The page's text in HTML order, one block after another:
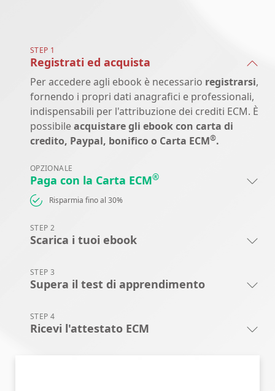
STEP 1
Registrati ed acquista
Per accedere agli ebook è necessario registrarsi,
fornendo i propri dati anagrafici e professionali,
indispensabili per l'attribuzione dei crediti ECM. È
possibileacquistare gli ebook con carta di
credito, Paypal, bonifico o Carta ECM®.
OPZIONALE
Paga con la Carta ECM®
Risparmia fino al 30%
STEP 2
Scarica i tuoi ebook
STEP 3
Supera il test di apprendimento
STEP 4
Ricevi l'attestato ECM